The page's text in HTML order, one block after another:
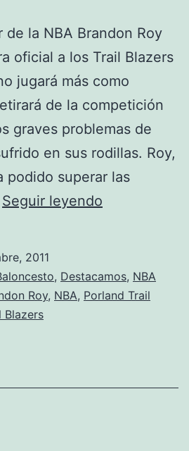
de la NBA Brandon Roy
oficial a los Trail Blazers
jugará más como
de la competición
graves problemas de
en sus rodillas. Roy,
podido superar las
Seguir leyendo
su
retirada
27
2011
, Destacamos, NBA
Roy, NBA, Porland Trail
Blazers